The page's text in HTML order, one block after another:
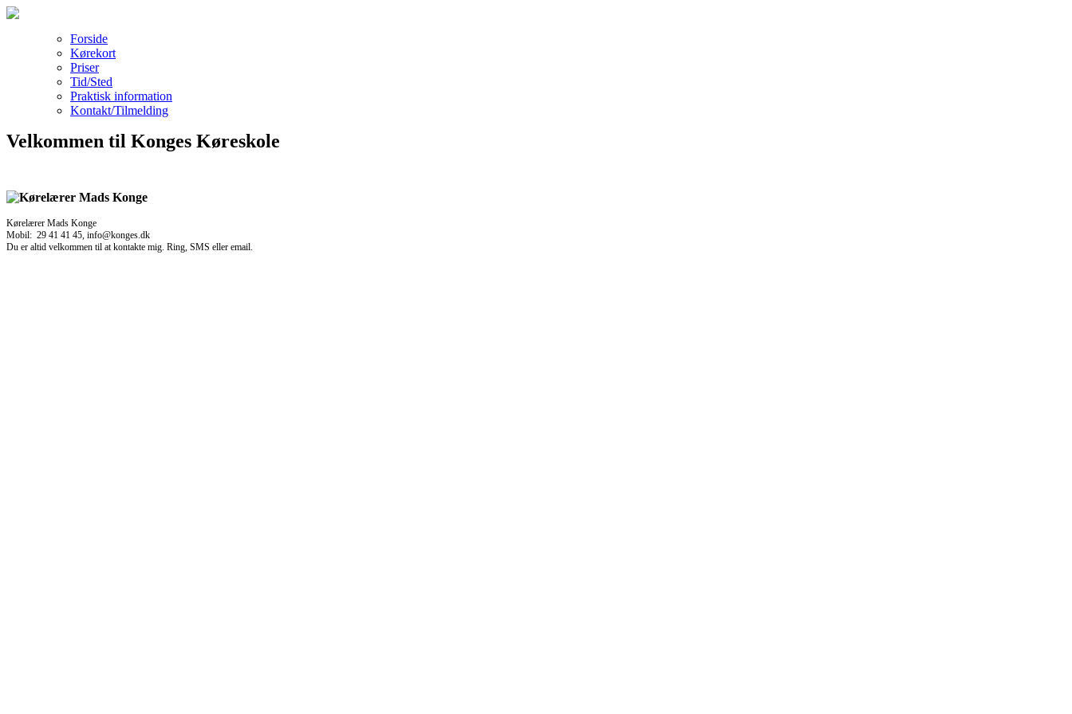
Forside
Kørekort
Priser
Tid/Sted
Praktisk information
Kontakt/Tilmelding
Velkommen til Konges Køreskole
Kørelærer Mads Konge
Mobil: 29 41 41 45, info@konges.dk
Du er altid velkommen til at kontakte mig. Ring, SMS eller email.